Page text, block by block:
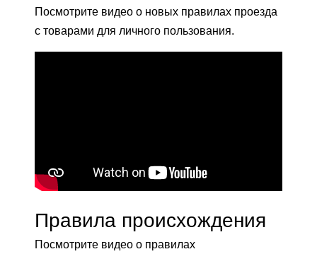
Посмотрите видео о новых правилах проезда
с товарами для личного пользования.
Правила происхождения
Посмотрите видео о правилах